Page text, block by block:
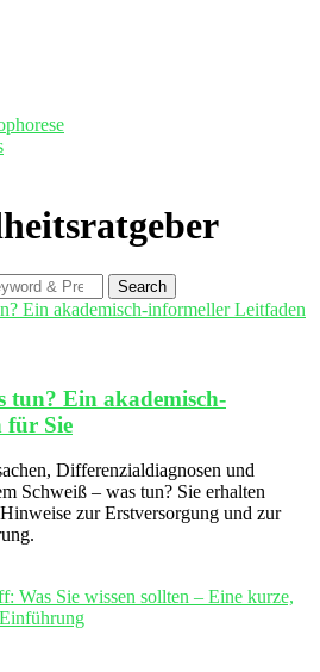
Search
tun? Ein akademisch-
für Sie
Differenzialdiagnosen und
Schweiß – was tun? Sie erhalten
zur Erstversorgung und zur